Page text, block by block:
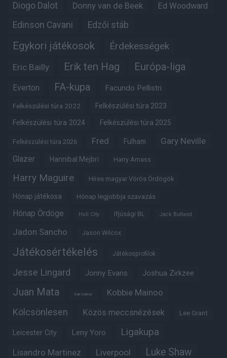
Diogo Dalot Donny van de Beek Ed Woodward
Edinson Cavani Edzői stáb
Egykori játékosok Érdekességek
Eric Bailly Erik ten Hag Európa-liga
Everton FA-kupa Facundo Pellistri
Felkészülési túra 2022 Felkészülési túra 2023
Felkészülési túra 2024 Felkészülési túra 2025
Felkészülési túra 2026 Fred Fulham Gary Neville
Glazer Hannibal Mejbri Harry Amass
Harry Maguire Híres magyar Vörös Ördögök
Hónap játékosa Hónap legjobbja szavazás
Hónap Ördöge Hull City Ifjúsági BL Jack Butland
Jadon Sancho Jason Wilcox
Játékosértékelés Játékosprofilok
Jesse Lingard Jonny Evans Joshua Zirkzee
Juan Mata Karl Darlow Kobbie Mainoo
Kölcsönlesen Közös meccsnézések Lee Grant
Leicester City Leny Yoro Ligakupa
Lisandro Martinez Liverpool Luke Shaw